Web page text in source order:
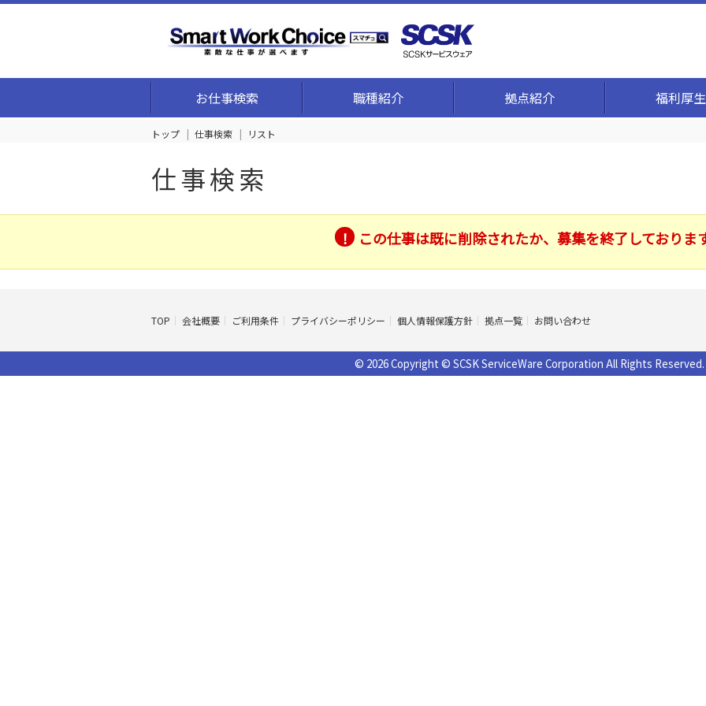
お仕事検索 職種紹介 拠点紹介 福利厚生
トップ 仕事検索 リスト
仕事検索
この仕事は既に削除されたか、募集を終了しておりま
TOP 会社概要 ご利用条件 プライバシーポリシー 個人情報保護方針 拠点一覧 お問い合わせ
© 2026 Copyright © SCSK ServiceWare Corporation All Rights Reserved.